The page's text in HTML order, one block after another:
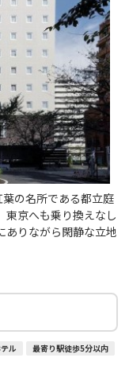
の名所である都立庭
東京へも乗り換えなし
ありながら閑静な立地
ル 最寄り駅徒歩5分以内